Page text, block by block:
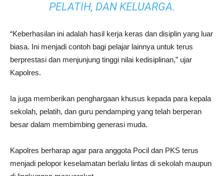
PELATIH, DAN KELUARGA.
“Keberhasilan ini adalah hasil kerja keras dan disiplin yang luar
biasa. Ini menjadi contoh bagi pelajar lainnya untuk terus
berprestasi dan menjunjung tinggi nilai kedisiplinan,” ujar
Kapolres.
Ia juga memberikan penghargaan khusus kepada para kepala
sekolah, pelatih, dan guru pendamping yang telah berperan
besar dalam membimbing generasi muda.
Kapolres berharap agar para anggota Pocil dan PKS terus
menjadi pelopor keselamatan berlalu lintas di sekolah maupun